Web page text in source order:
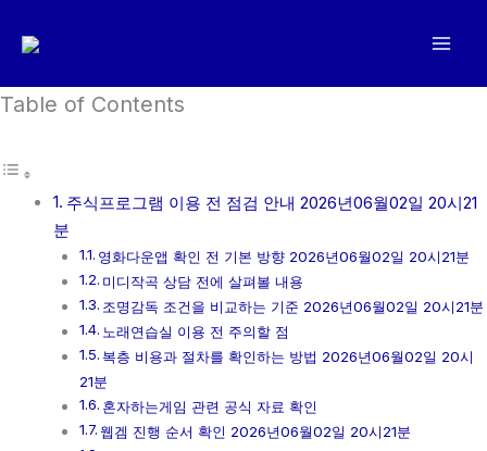
로
너
Table of Contents
주식프로그램 이용 전 점검 안내 2026년06월02일 20시21
분
영화다운앱 확인 전 기본 방향 2026년06월02일 20시21분
미디작곡 상담 전에 살펴볼 내용
조명감독 조건을 비교하는 기준 2026년06월02일 20시21분
노래연습실 이용 전 주의할 점
복층 비용과 절차를 확인하는 방법 2026년06월02일 20시
21분
혼자하는게임 관련 공식 자료 확인
웹겜 진행 순서 확인 2026년06월02일 20시21분